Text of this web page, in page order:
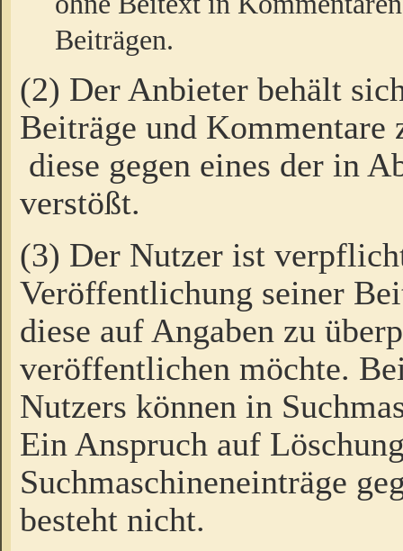
Beiträgen.
(2) Der Anbieter behält
Beiträge und Kommentare
diese gegen eines der in
verstößt.
(3) Der Nutzer ist
Veröffentlichung seiner
diese auf Angaben zu
veröffentlichen möchte.
Nutzers können in
Ein Anspruch auf
Suchmaschineneinträge
besteht nicht.